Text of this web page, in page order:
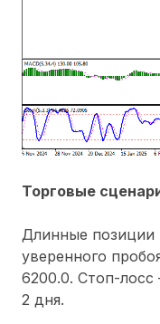
Торговые
Длинные позиции
уверенного
6200.0. Стоп-
2 дня.